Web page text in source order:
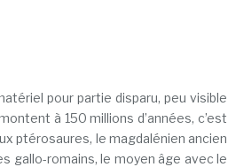
pour partie disparu, peu visible
à 150 millions d’années, c’est
ptérosaures, le magdalénien ancien
gallo-romains, le moyen âge avec le